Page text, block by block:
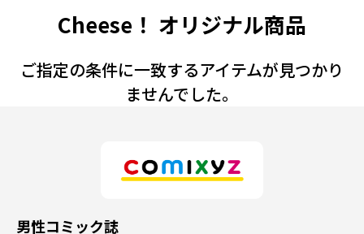
Cheese！ オリジナル商品
ご指定の条件に一致するアイテムが見つかり
ませんでした。
男性コミック誌